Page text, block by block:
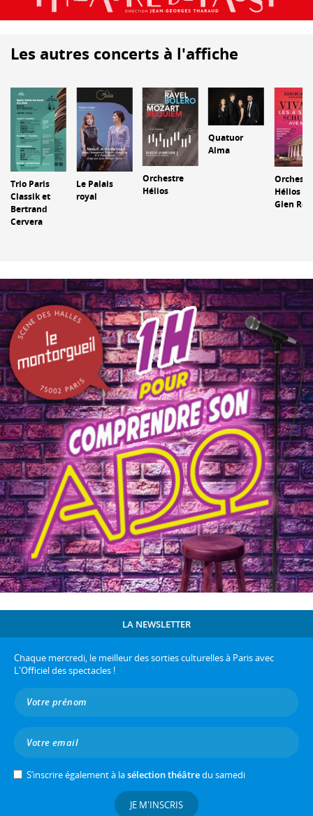
Les autres concerts à l'affiche
Trio Paris
Classik et
Bertrand
Cervera
Le Palais
royal
Orchestre
Hélios
Quatuor
Alma
Hélios et
Glen
LA NEWSLETTER
Chaque mercredi, le meilleur des sorties culturelles à Paris avec
L'Officiel des spectacles !
S’inscrire également à lasélection théâtredu samedi
JE M'INSCRIS